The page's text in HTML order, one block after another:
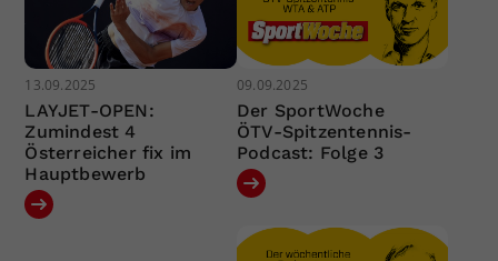
13.09.2025
LAYJET-OPEN:
Zumindest 4
Österreicher fix im
Hauptbewerb
09.09.2025
Der SportWoche
ÖTV-Spitzentennis-
Podcast: Folge 3